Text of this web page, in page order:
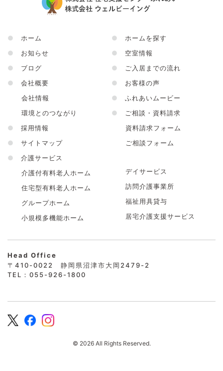
●
ホーム
●
お知らせ
●
ブログ
●
会社概要
会社情報
環境とのつながり
●
採用情報
●
サイトマップ
●
介護サービス
介護付有料老人ホーム
住宅型有料老人ホーム
グループホーム
小規模多機能ホーム
●
ホームを探す
●
空室情報
●
ご入居までの流れ
●
お客様の声
●
ふれあいムービー
●
ご相談・資料請求
資料請求フォーム
ご相談フォーム
デイサービス
訪問介護事業所
福祉用具貸与
居宅介護支援サービス
Head Office
〒410-0022 静岡県沼津市大岡2479-2
TEL：055-926-1800
© 2026 All Rights Reserved.